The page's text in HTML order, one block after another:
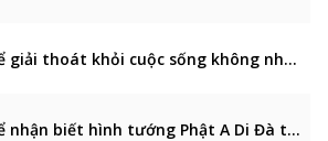
Làm sao để giải thoát khỏi cuộc sống không như ý thân tâm âu lo?
Làm sao để nhận biết hình tướng Phật A Di Đà tới tiếp dẫn?